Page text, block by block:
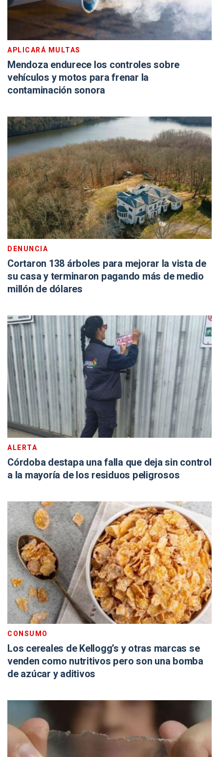
APLICARÁ MULTAS
Mendoza endurece los controles sobre
vehículos y motos para frenar la
contaminación sonora
DENUNCIA
Cortaron 138 árboles para mejorar la vista de
su casa y terminaron pagando más de medio
millón de dólares
ALERTA
Córdoba destapa una falla que deja sin control
a la mayoría de los residuos peligrosos
CONSUMO
Los cereales de Kellogg’s y otras marcas se
venden como nutritivos pero son una bomba
de azúcar y aditivos